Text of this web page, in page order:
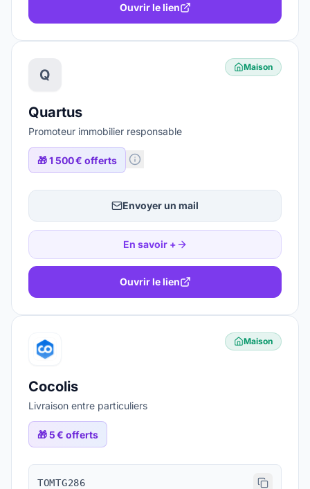
Ouvrir le lien
Q Maison
Quartus
Promoteur immobilier responsable
🎁1 500 € offerts
Envoyer un mail
En savoir +
Ouvrir le lien
Maison
Cocolis
Livraison entre particuliers
🎁5 € offerts
TOMTG286